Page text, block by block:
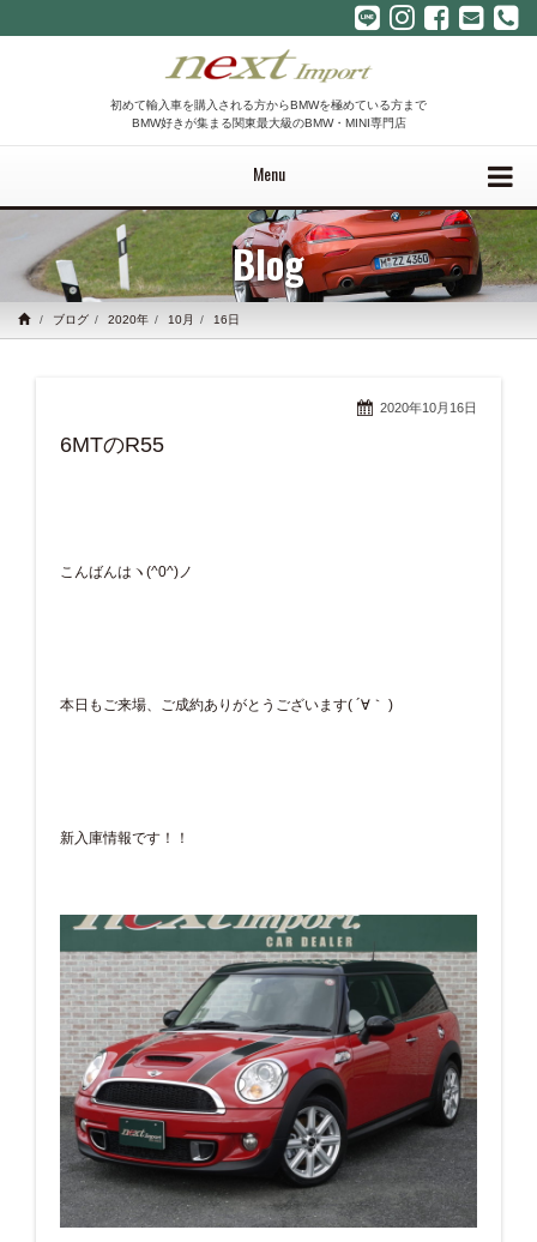
初めて輸入車を購入される方からBMWを極めている方まで
BMW好きが集まる関東最大級のBMW・MINI専門店
Menu
Blog
ブログ 2020年 10月 16日
2020年10月16日
6MTのR55
こんばんはヽ(^0^)ノ
本日もご来場、ご成約ありがとうございます( ´∀｀ )
新入庫情報です！！